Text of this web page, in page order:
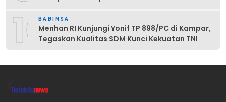
10BABINSA
Menhan RI Kunjungi Yonif TP 898/PC di Kampar,
Tegaskan Kualitas SDM Kunci Kekuatan TNI